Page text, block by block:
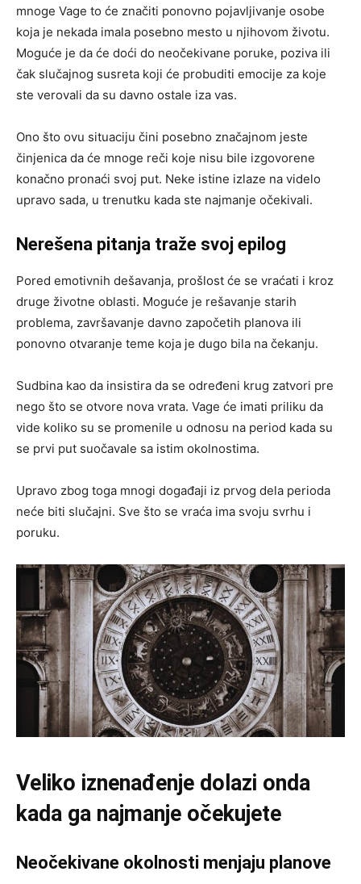
mnoge Vage to će značiti ponovno pojavljivanje osobe
koja je nekada imala posebno mesto u njihovom životu.
Moguće je da će doći do neočekivane poruke, poziva ili
čak slučajnog susreta koji će probuditi emocije za koje
ste verovali da su davno ostale iza vas.
Ono što ovu situaciju čini posebno značajnom jeste
činjenica da će mnoge reči koje nisu bile izgovorene
konačno pronaći svoj put. Neke istine izlaze na videlo
upravo sada, u trenutku kada ste najmanje očekivali.
Nerešena pitanja traže svoj epilog
Pored emotivnih dešavanja, prošlost će se vraćati i kroz
druge životne oblasti. Moguće je rešavanje starih
problema, završavanje davno započetih planova ili
ponovno otvaranje teme koja je dugo bila na čekanju.
Sudbina kao da insistira da se određeni krug zatvori pre
nego što se otvore nova vrata. Vage će imati priliku da
vide koliko su se promenile u odnosu na period kada su
se prvi put suočavale sa istim okolnostima.
Upravo zbog toga mnogi događaji iz prvog dela perioda
neće biti slučajni. Sve što se vraća ima svoju svrhu i
poruku.
Veliko iznenađenje dolazi onda
kada ga najmanje očekujete
Neočekivane okolnosti menjaju planove